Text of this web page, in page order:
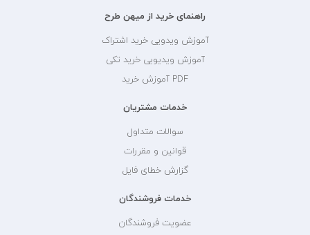
راهنمای خرید از میهن طرح
آموزش ویدویی خرید اشتراک
آموزش ویدیویی خرید تکی
PDF آموزش خرید
خدمات مشتریان
سوالات متداول
قوانین و مقررات
گزارش خطای فایل
خدمات فروشندگان
عضویت فروشندگان